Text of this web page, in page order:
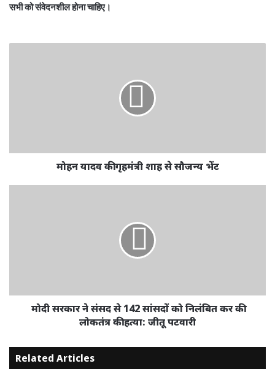
सभी को संवेदनशील होना चाहिए।
मोहन यादव की गृहमंत्री शाह से सौजन्य भेंट
मोदी सरकार ने संसद से 142 सांसदों को निलंबित कर की
लोकतंत्र की हत्या: जीतू पटवारी
Related Articles